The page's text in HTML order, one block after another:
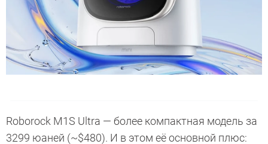
Roborock M1S Ultra — более компактная модель за
3299 юаней (~$480). И в этом её основной плюс: